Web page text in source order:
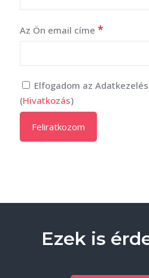
Az Ön email címe *
Elfogadom az
(Hivatkozás)
Ezek is